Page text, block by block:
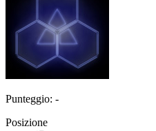
Punteggio: -
Posizione